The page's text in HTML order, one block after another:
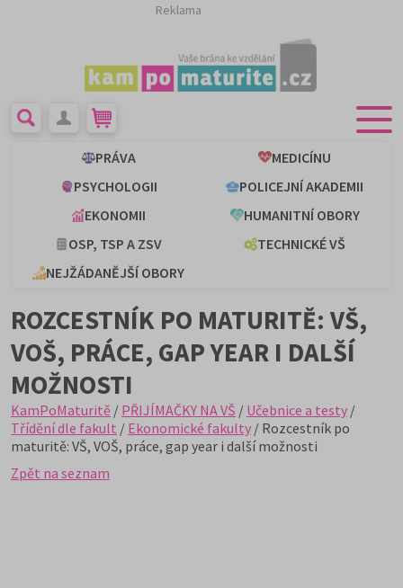
Reklama
PRÁVA
MEDICÍNU
PSYCHOLOGII
POLICEJNÍ AKADEMII
EKONOMII
HUMANITNÍ OBORY
OSP, TSP A ZSV
TECHNICKÉ VŠ
NEJŽÁDANĚJŠÍ OBORY
ROZCESTNÍK PO MATURITĚ: VŠ,
VOŠ, PRÁCE, GAP YEAR I DALŠÍ
MOŽNOSTI
KamPoMaturitě / PŘIJÍMAČKY NA VŠ / Učebnice a testy /
Třídění dle fakult / Ekonomické fakulty / Rozcestník po
maturitě: VŠ, VOŠ, práce, gap year i další možnosti
Zpět na seznam